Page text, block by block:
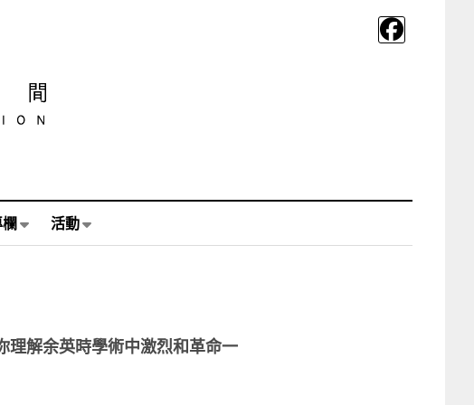
活動
理解余英時學術中激烈和革命一